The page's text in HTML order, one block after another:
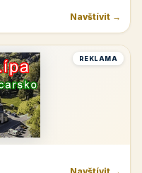
Navštívit →
REKLAMA